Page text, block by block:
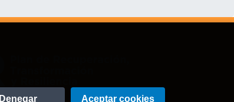
Denegar Aceptar cookies